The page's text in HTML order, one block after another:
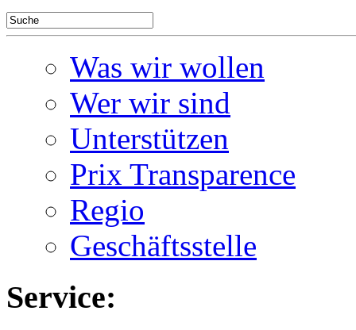
Was wir wollen
Wer wir sind
Unterstützen
Prix Transparence
Regio
Geschäftsstelle
Service: